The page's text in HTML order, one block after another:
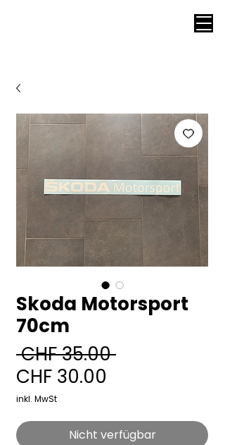
Skoda Motorsport
70cm
CHF 35.00
CHF 30.00
inkl. MwSt
Nicht verfügbar